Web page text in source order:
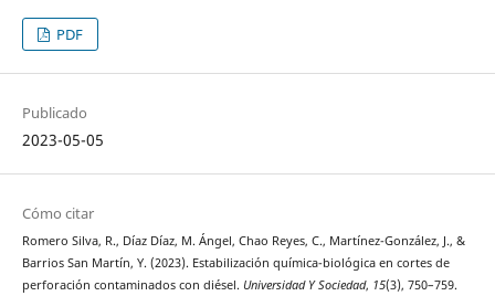
PDF
Publicado
2023-05-05
Cómo citar
Romero Silva, R., Díaz Díaz, M. Ángel, Chao Reyes, C., Martínez-González, J., &
Barrios San Martín, Y. (2023). Estabilización química-biológica en cortes de
perforación contaminados con diésel. Universidad Y Sociedad, 15(3), 750–759.